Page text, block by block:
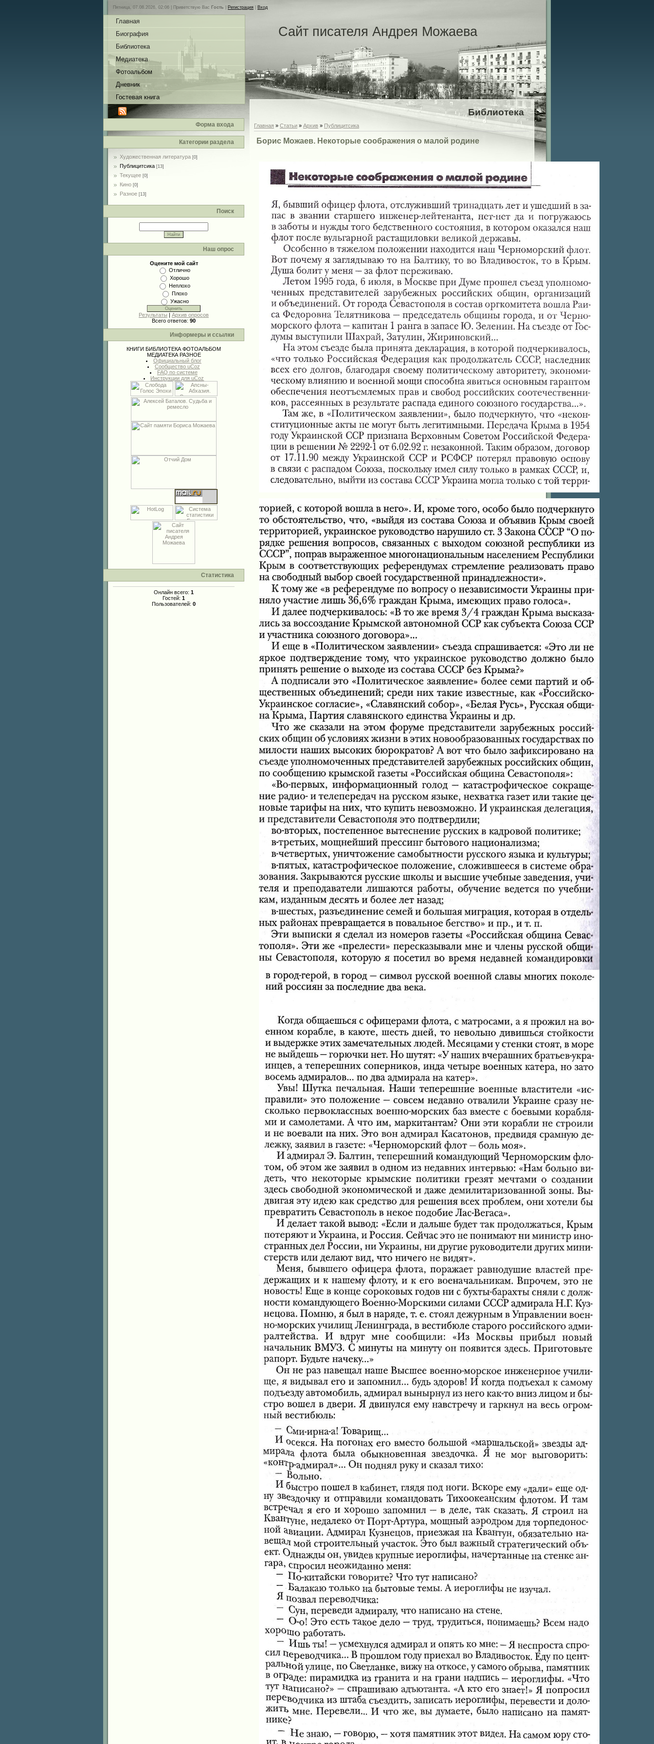
Пятница, 07.08.2026, 02:06 | Приветствую Вас Гость Регистрация Вход
Главная
Биография
Библиотека
Медиатека
Фотоальбом
Дневник
Гостевая книга
Форма входа
Категории раздела
Художественная литература [0]
Публицитсика [13]
Текущее [0]
Кино [0]
Разное [13]
Поиск
Наш опрос
Оцените мой сайт
Отлично
Хорошо
Неплохо
Плохо
Ужасно
Результаты | Архив опросов
Всего ответов: 90
Информеры и ссылки
КНИГИ БИБЛИОТЕКА ФОТОАЛЬБОМ
МЕДИАТЕКА РАЗНОЕ
Официальный блог
Сообщество uCoz
FAQ по системе
Инструкции для uCoz
Статистика
Онлайн всего: 1
Гостей: 1
Пользователей: 0
Сайт писателя Андрея Можаева
Библиотека
Главная » Статьи » Архив » Публицитсика
Борис Можаев. Некоторые соображения о малой родине